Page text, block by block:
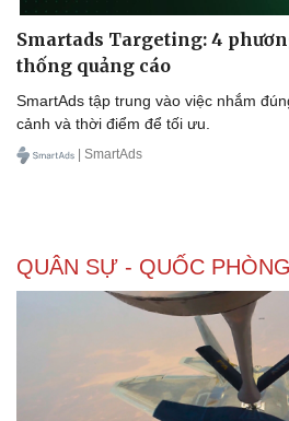
Doanh nghiệp
Thông tin doanh nghiệp
Doanh nghiệp 24h
Smartads Targeting: 4
thống quảng cáo
SmartAds tập trung vào việc nhắm
cảnh và thời điểm để tối ưu.
| SmartAds
QUÂN SỰ - QUỐC PHÒNG